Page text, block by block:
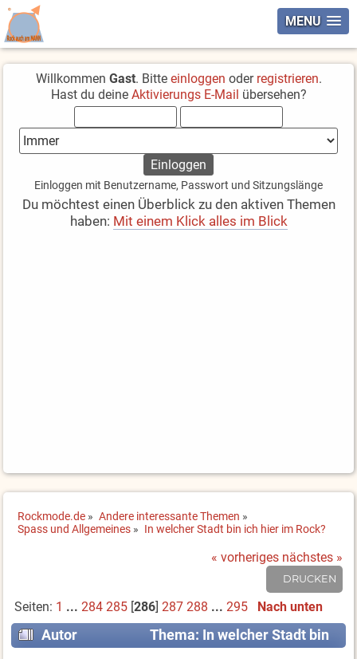
MENU
Willkommen Gast. Bitte einloggen oder registrieren.
Hast du deine Aktivierungs E-Mail übersehen?
Einloggen mit Benutzername, Passwort und Sitzungslänge
Du möchtest einen Überblick zu den aktiven Themen
haben: Mit einem Klick alles im Blick
Rockmode.de » Andere interessante Themen »
Spass und Allgemeines » In welcher Stadt bin ich hier im Rock?
« vorheriges nächstes »
DRUCKEN
Seiten: 1 ... 284 285[286] 287 288 ... 295 Nach unten
Autor
Thema: In welcher Stadt bin